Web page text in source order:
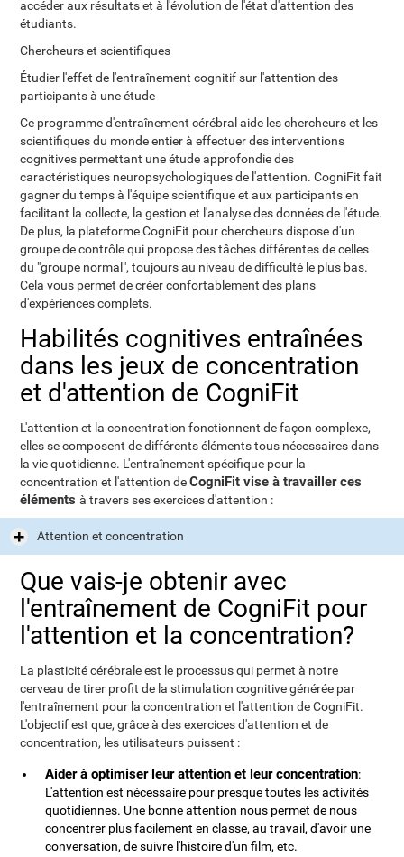
accéder aux résultats et à l'évolution de l'état d'attention des
étudiants.
Chercheurs et scientifiques
Étudier l'effet de l'entraînement cognitif sur l'attention des
participants à une étude
Ce programme d'entraînement cérébral aide les chercheurs et les
scientifiques du monde entier à effectuer des interventions
cognitives permettant une étude approfondie des
caractéristiques neuropsychologiques de l'attention. CogniFit fait
gagner du temps à l'équipe scientifique et aux participants en
facilitant la collecte, la gestion et l'analyse des données de l'étude.
De plus, la plateforme CogniFit pour chercheurs dispose d'un
groupe de contrôle qui propose des tâches différentes de celles
du "groupe normal", toujours au niveau de difficulté le plus bas.
Cela vous permet de créer confortablement des plans
d'expériences complets.
Habilités cognitives entraînées
dans les jeux de concentration
et d'attention de CogniFit
L'attention et la concentration fonctionnent de façon complexe,
elles se composent de différents éléments tous nécessaires dans
la vie quotidienne. L'entraînement spécifique pour la
concentration et l'attention deCogniFit vise à travailler ces
élémentsà travers ses exercices d'attention :
Attention et concentration
Que vais-je obtenir avec
l'entraînement de CogniFit pour
l'attention et la concentration?
La plasticité cérébrale est le processus qui permet à notre
cerveau de tirer profit de la stimulation cognitive générée par
l'entraînement pour la concentration et l'attention de CogniFit.
L'objectif est que, grâce à des exercices d'attention et de
concentration, les utilisateurs puissent :
Aider à optimiser leur attention et leur concentration:
L'attention est nécessaire pour presque toutes les activités
quotidiennes. Une bonne attention nous permet de nous
concentrer plus facilement en classe, au travail, d'avoir une
conversation, de suivre l'histoire d'un film, etc.